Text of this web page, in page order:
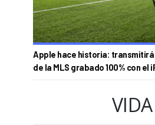
Apple hace historia:
de la MLS grabado 100% con el
VIDA